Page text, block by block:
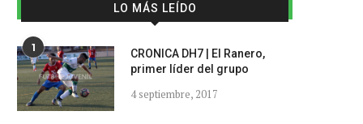
LO MÁS LEÍDO
1
CRONICA DH7 | El Ranero,
primer líder del grupo
4 septiembre, 2017